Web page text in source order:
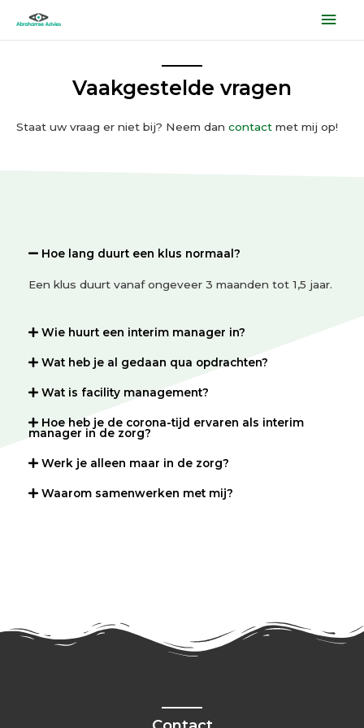
naar
Vaakgestelde vragen
Staat uw vraag er niet bij? Neem dan contact met mij op!
Hoe lang duurt een klus normaal?
Een klus duurt vanaf ongeveer 3 maanden tot 1,5 jaar.
Wie huurt een interim manager in?
Wat heb je al gedaan qua opdrachten?
Wat is facility management?
Hoe heb je de corona-tijd ervaren als interim
manager in de zorg?
Werk je alleen maar in de zorg?
Waarom samenwerken met mij?